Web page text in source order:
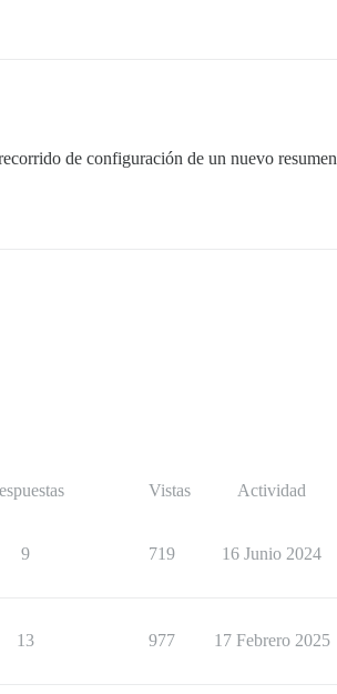
de configuración de un nuevo resumen
Vistas Actividad
9 719 16 Junio 2024
13 977 17 Febrero 2025